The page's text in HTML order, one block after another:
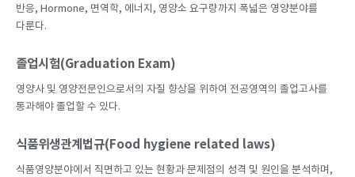
반응, Hormone, 면역학, 에너지, 영양소 요구량까지 폭넓은 영양분야를
다룬다.
졸업시험(Graduation Exam)
영양사 및 영양전문인으로서의 자질 향상을 위하여 전공영역의 졸업고사를
통과해야 졸업할 수 있다.
식품위생관계법규(Food hygiene related laws)
식품영양분야에서 직면하고 있는 현황과 문제점의 성격 및 원인을 분석하며,